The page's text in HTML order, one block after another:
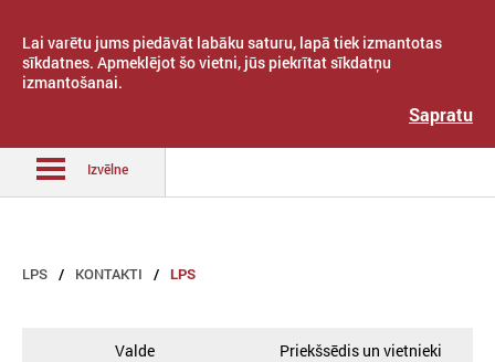
Lai varētu jums piedāvāt labāku saturu, lapā tiek izmantotas
sīkdatnes. Apmeklējot šo vietni, jūs piekrītat sīkdatņu
izmantošanai.
Sapratu
Izvēlne
LPS KONTAKTI LPS
Valde Priekšsēdis un vietnieki